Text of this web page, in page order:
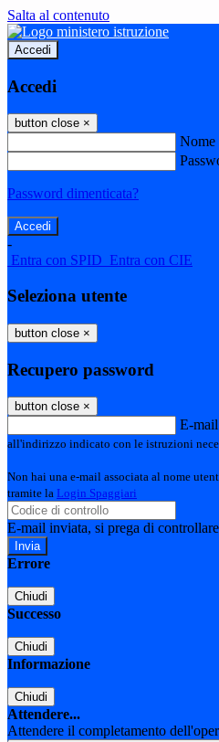
Salta al contenuto
Accedi
Accedi
button close ×
Nome
Password dimenticata?
-
Entra con SPID Entra con CIE
Seleziona utente
button close ×
Recupero password
button close ×
E-mail
all'indirizzo indicato con le istruzioni
Non hai una e-mail associata al nome
tramite la Login Spaggiari
E-mail inviata, si prega di
Errore
Chiudi
Successo
Chiudi
Informazione
Chiudi
Attendere...
Attendere il completamento